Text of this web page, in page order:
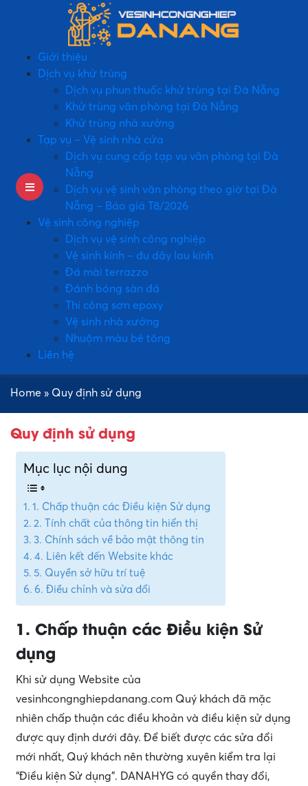
Giới thiệu
Dịch vụ khử trùng
Dịch vụ phun thuốc khử trùng tại Đà Nẵng
Khử trùng văn phòng tại Đà Nẵng
Khử trùng nhà xưởng
Tạp vụ – Vệ sinh nhà cửa
Dịch vụ cung cấp tạp vụ văn phòng tại Đà
Nẵng
Dịch vụ vệ sinh văn phòng theo giờ tại Đà
Nẵng – Báo giá T8/2026
Vệ sinh công nghiệp
Dịch vụ vệ sinh công nghiệp
Vệ sinh kính – đu dây lau kính
Đá mài terrazzo
Đánh bóng sàn đá
Thi công sơn epoxy
Vệ sinh nhà xưởng
Nhuộm màu bê tông
Liên hệ
Home » Quy định sử dụng
Quy định sử dụng
Mục lục nội dung
1. Chấp thuận các Điều kiện Sử dụng
2. Tính chất của thông tin hiển thị
3. Chính sách về bảo mật thông tin
4. Liên kết đến Website khác
5. Quyền sở hữu trí tuệ
6. Điều chỉnh và sửa đổi
1. Chấp thuận các Điều kiện Sử
dụng
Khi sử dụng Website của
vesinhcongnghiepdanang.com Quý khách đã mặc
nhiên chấp thuận các điều khoản và điều kiện sử dụng
được quy định dưới đây. Để biết được các sửa đổi
mới nhất, Quý khách nên thường xuyên kiểm tra lại
“Điều kiện Sử dụng”. DANAHYG có quyền thay đổi,